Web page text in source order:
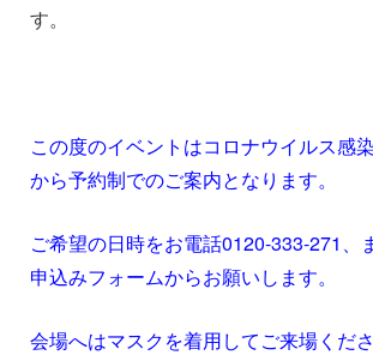
す。
この度のイベントはコロナウイルス感
から予約制でのご案内となります。
ご希望の日時をお電話0120-333-271、
申込みフォームからお願いします。
会場へはマスクを着用してご来場くださ